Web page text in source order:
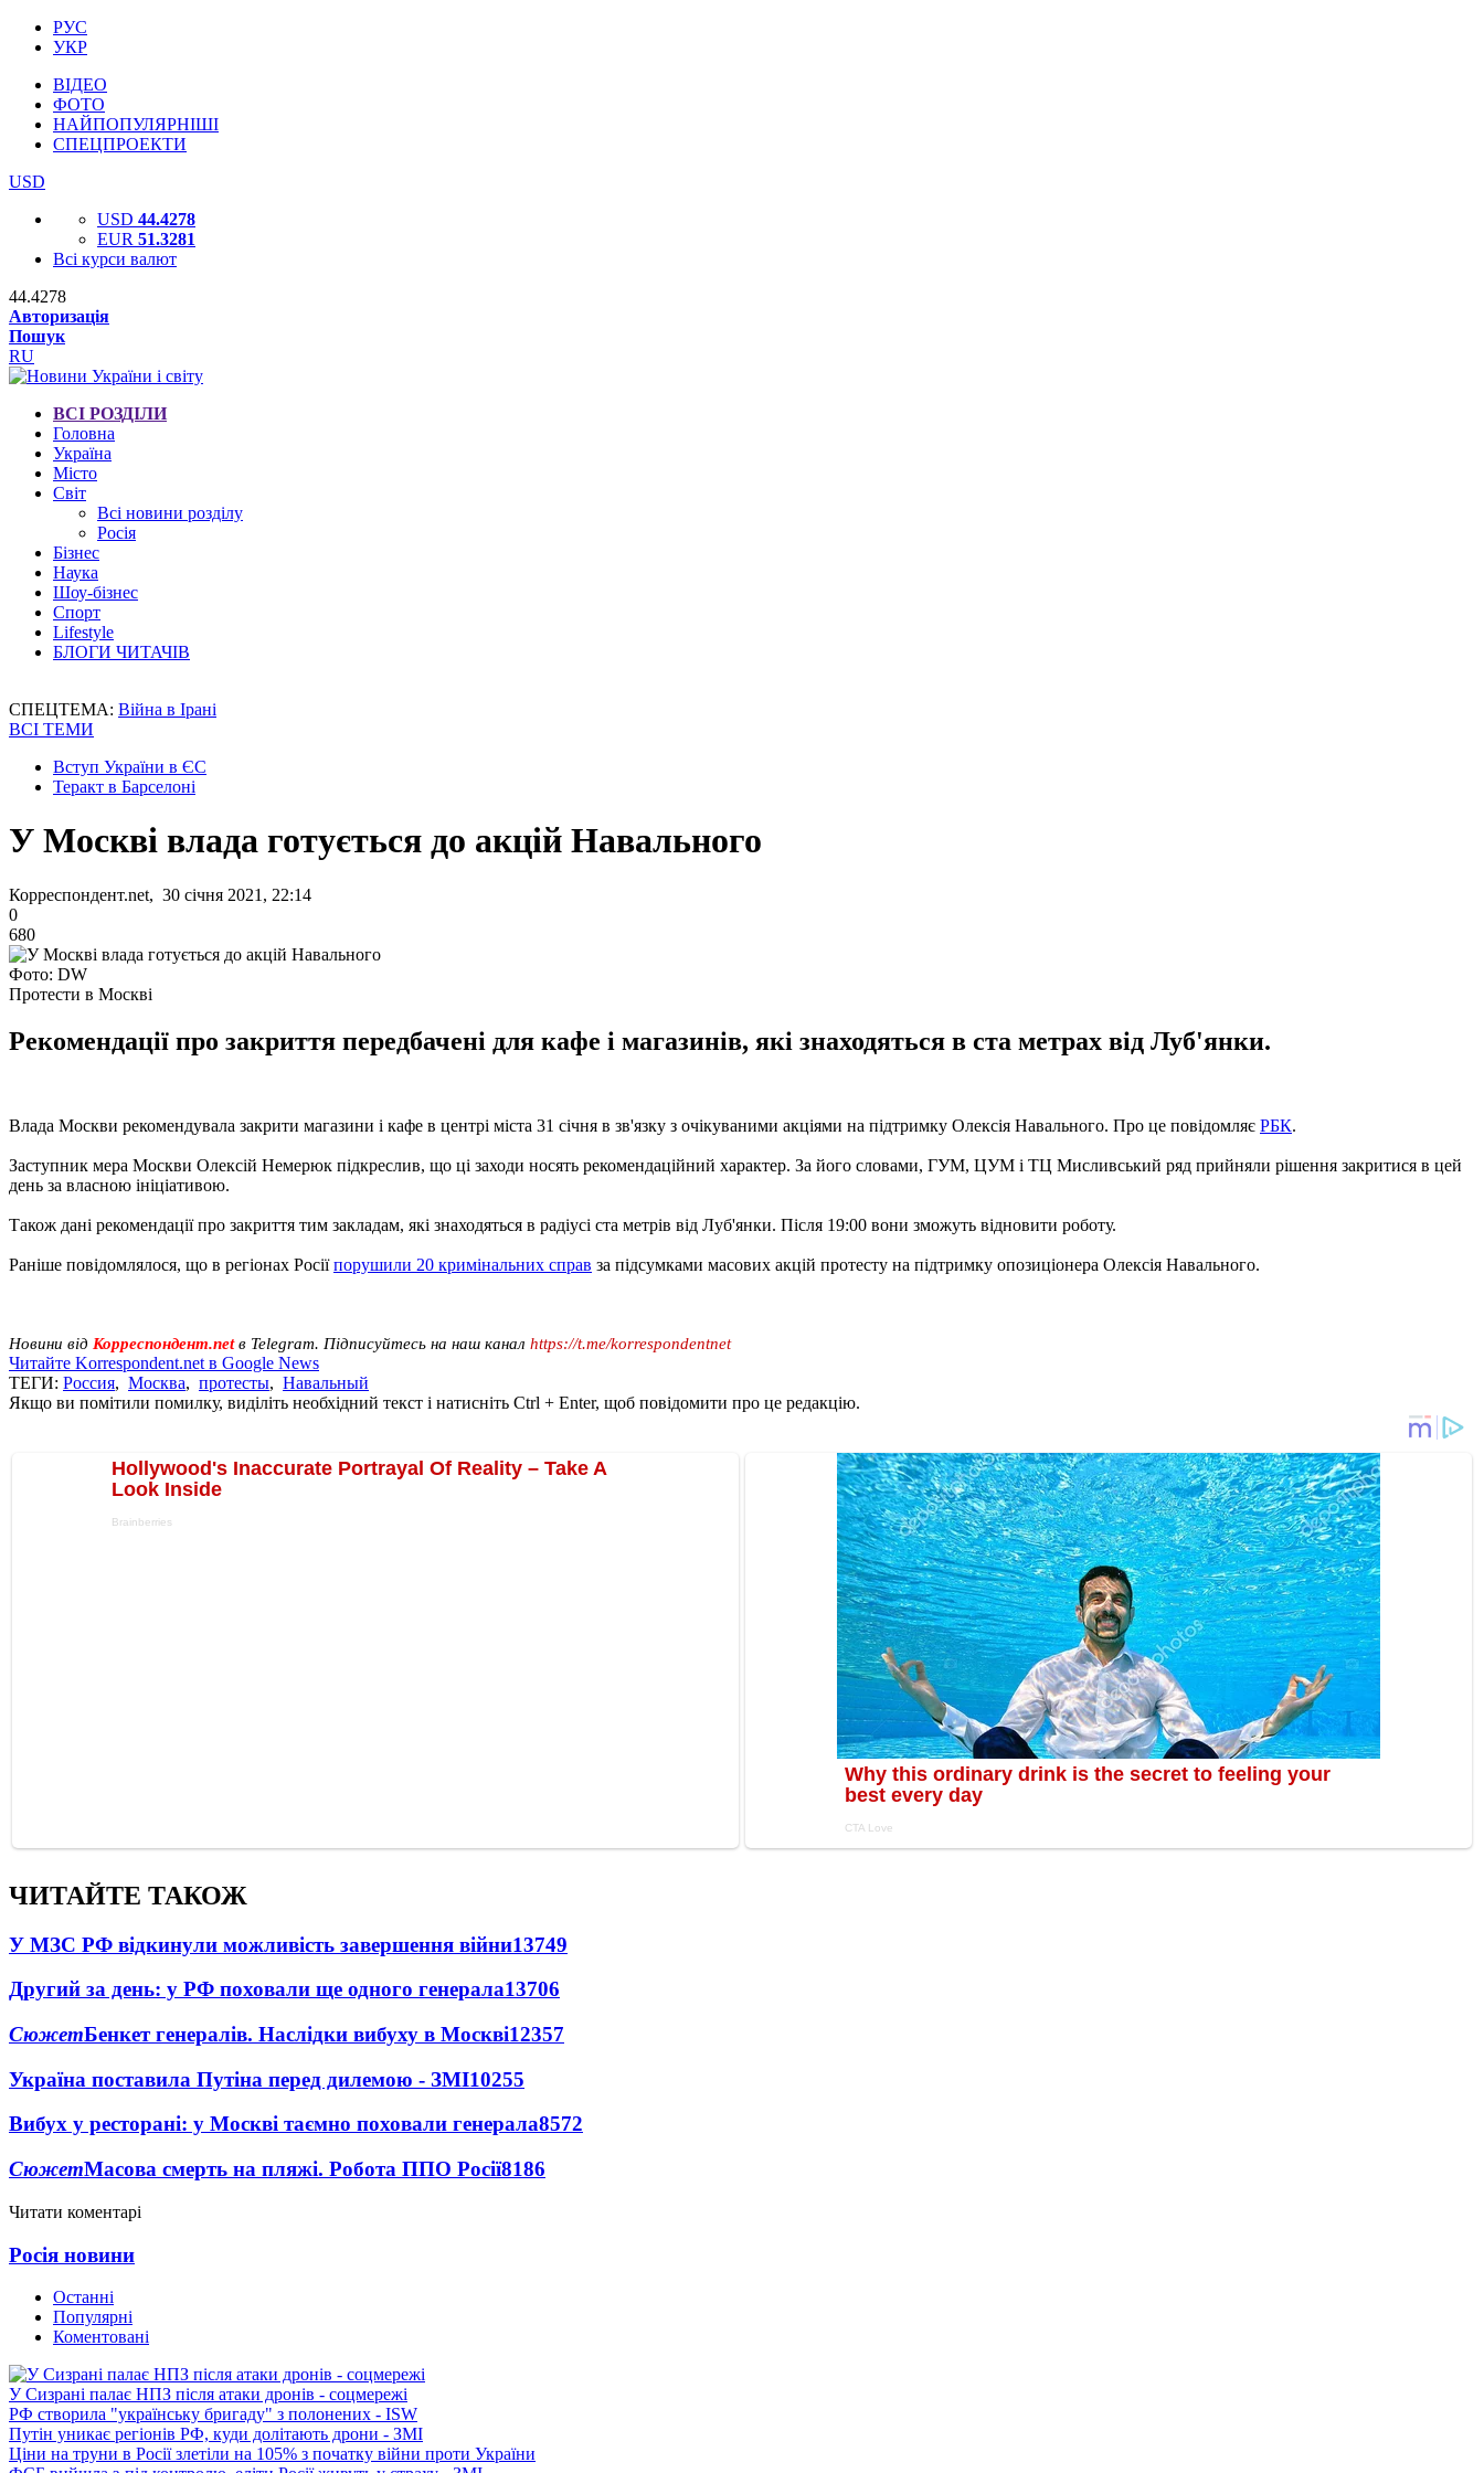
РУС
УКР
ВІДЕО
ФОТО
НАЙПОПУЛЯРНІШІ
СПЕЦПРОЕКТИ
USD
USD 44.4278
EUR 51.3281
Всі курси валют
44.4278
Авторизація
Пошук
RU
ВСІ РОЗДІЛИ
Головна
Україна
Місто
Світ
Всі новини розділу
Росія
Бізнес
Наука
Шоу-бізнес
Спорт
Lifestyle
БЛОГИ ЧИТАЧІВ
СПЕЦТЕМА: Війна в Ірані
ВСІ ТЕМИ
Вступ України в ЄС
Теракт в Барселоні
У Москві влада готується до акцій Навального
Корреспондент.net, 30 січня 2021, 22:14
0
680
Фото: DW
Протести в Москві
Рекомендації про закриття передбачені для кафе і магазинів, які знаходяться в ста метрах від Луб'янки.
Влада Москви рекомендувала закрити магазини і кафе в центрі міста 31 січня в зв'язку з очікуваними акціями на підтримку Олексія Навального. Про це повідомляє РБК.
Заступник мера Москви Олексій Немерюк підкреслив, що ці заходи носять рекомендаційний характер. За його словами, ГУМ, ЦУМ і ТЦ Мисливський ряд прийняли рішення закритися в цей
день за власною ініціативою.
Також дані рекомендації про закриття тим закладам, які знаходяться в радіусі ста метрів від Луб'янки. Після 19:00 вони зможуть відновити роботу.
Раніше повідомлялося, що в регіонах Росіїпорушили 20 кримінальних справ за підсумками масових акцій протесту на підтримку опозиціонера Олексія Навального.
Новини від Корреспондент.netв Telegram. Підписуйтесь на наш канал https://t.me/korrespondentnet
Читайте Korrespondent.net в Google News
ТЕГИ: Россия, Москва, протесты, Навальный
Якщо ви помітили помилку, виділіть необхідний текст і натисніть Ctrl + Enter, щоб повідомити про це редакцію.
ЧИТАЙТЕ ТАКОЖ
У МЗС РФ відкинули можливість завершення війни13749
Другий за день: у РФ поховали ще одного генерала13706
СюжетБенкет генералів. Наслідки вибуху в Москві12357
Україна поставила Путіна перед дилемою - ЗМІ10255
Вибух у ресторані: у Москві таємно поховали генерала8572
СюжетМасова смерть на пляжі. Робота ППО Росії8186
Читати коментарі
Росія новини
Останні
Популярні
Коментовані
У Сизрані палає НПЗ після атаки дронів - соцмережі
РФ створила "українську бригаду" з полонених - ISW
Путін уникає регіонів РФ, куди долітають дрони - ЗМІ
Ціни на труни в Росії злетіли на 105% з початку війни проти України